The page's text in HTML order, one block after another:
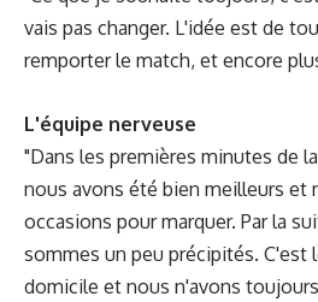
vais pas changer. L'idée est de
remporter le match, et encore
L'équipe nerveuse
"Dans les premières minutes de
nous avons été bien meilleurs et
occasions pour marquer. Par la
sommes un peu précipités. C'est
domicile et nous n'avons